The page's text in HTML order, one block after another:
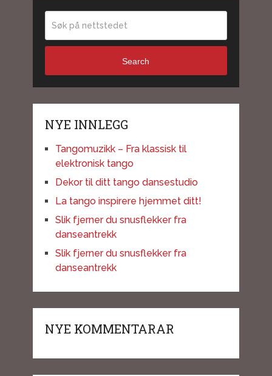
Search
NYE INNLEGG
Tangomuzikk – Fra klassisk til
elektronisk tango
Dekor til ditt tango dansestudio
La tango inspirere hjemmet ditt!
Slik fjerner du snusflekker fra
danseantrekk
Slik fjerner du snusflekker fra
danseantrekk
NYE KOMMENTARAR